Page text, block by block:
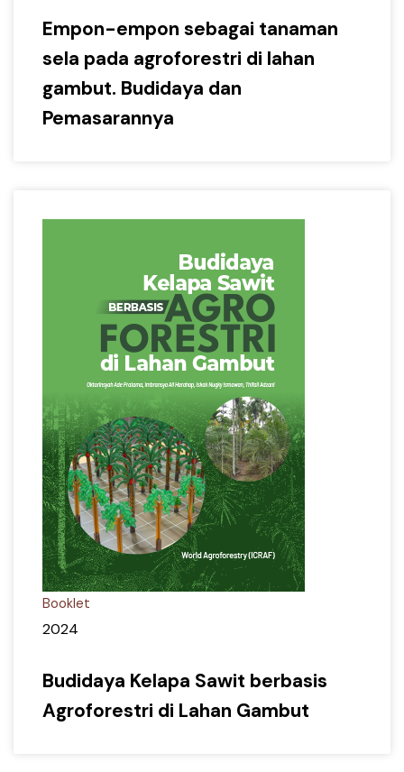
Empon-empon sebagai tanaman
sela pada agroforestri di lahan
gambut. Budidaya dan
Pemasarannya
Booklet
2024
Budidaya Kelapa Sawit berbasis
Agroforestri di Lahan Gambut